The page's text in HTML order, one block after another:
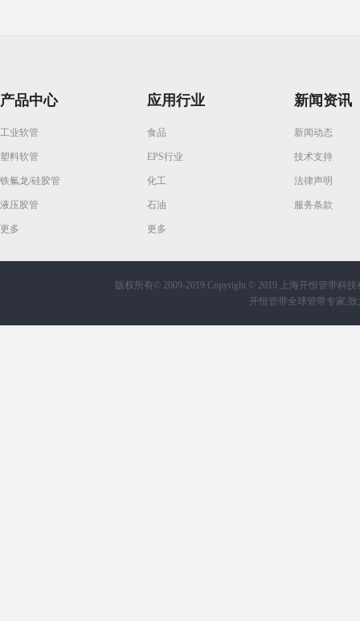
产品中心
工业软管
塑料软管
铁氟龙/硅胶管
液压胶管
更多
应用行业
食品
EPS行业
化工
石油
更多
新闻资讯
新闻动态
技术支持
法律声明
服务条款
版权所有© 2009-2019 Copyright © 2019 上海开恒管带科技
开恒管带全球管带专家,